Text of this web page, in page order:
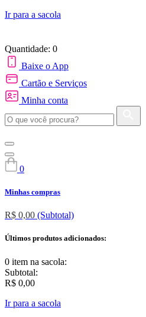
Ir para a sacola
Quantidade: 0
Baixe o App
Cartão e Serviços
Minha conta
0
Minhas compras
R$ 0,00 (Subtotal)
Últimos produtos adicionados:
0 item na sacola:
Subtotal:
R$ 0,00
Ir para a sacola